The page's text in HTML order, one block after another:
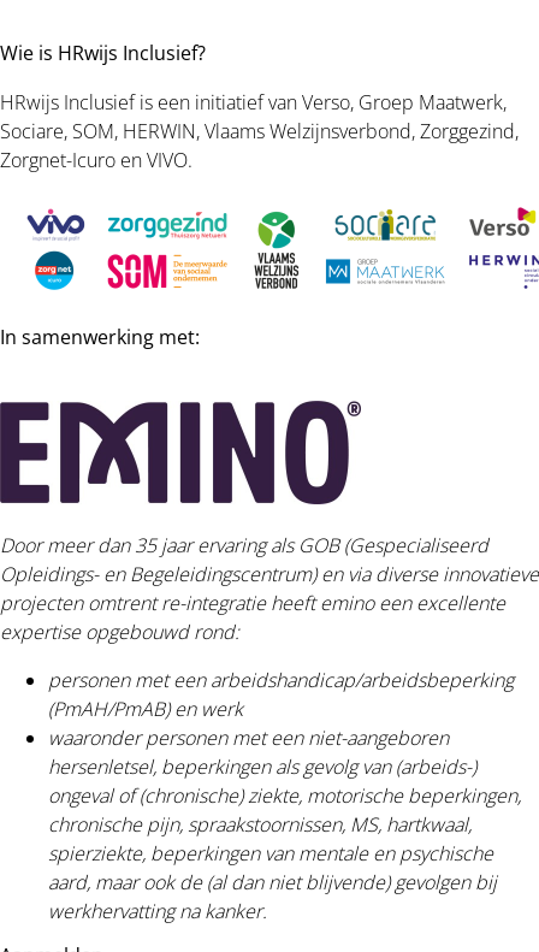
Wie is HRwijs Inclusief?
HRwijs Inclusief is een initiatief van Verso, Groep Maatwerk,
Sociare, SOM, HERWIN, Vlaams Welzijnsverbond, Zorggezind,
Zorgnet-Icuro en VIVO.
In samenwerking met:
Door meer dan 35 jaar ervaring als GOB (Gespecialiseerd
Opleidings- en Begeleidingscentrum) en via diverse innovatieve
projecten omtrent re-integratie heeft emino een excellente
expertise opgebouwd rond:
personen met een arbeidshandicap/arbeidsbeperking
(PmAH/PmAB) en werk
waaronder personen met een niet-aangeboren
hersenletsel, beperkingen als gevolg van (arbeids-)
ongeval of (chronische) ziekte, motorische beperkingen,
chronische pijn, spraakstoornissen, MS, hartkwaal,
spierziekte, beperkingen van mentale en psychische
aard, maar ook de (al dan niet blijvende) gevolgen bij
werkhervatting na kanker.